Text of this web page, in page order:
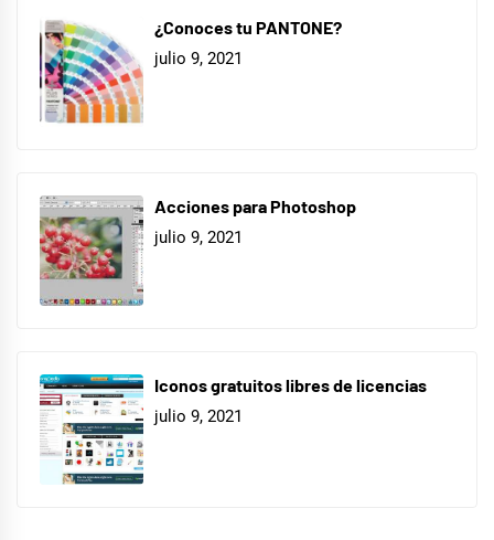
¿Conoces tu PANTONE?
julio 9, 2021
Acciones para Photoshop
julio 9, 2021
Iconos gratuitos libres de licencias
julio 9, 2021